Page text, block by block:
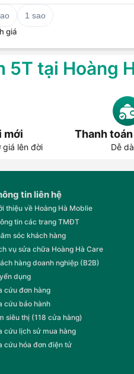
1 sao
giá
5T tại Hoàng
mới
giá lên đời
Thanh
Dễ
tin liên hệ
thiệu về Hoàng Hà Moblie
tin các trang TMĐT
sóc khách hàng
vụ sửa chữa Hoàng Hà Care
hàng doanh nghiệp (B2B)
dụng
cứu đơn hàng
cứu bảo hành
siêu thị (118 cửa hàng)
cứu lịch sử mua hàng
cứu hóa đơn điện tử